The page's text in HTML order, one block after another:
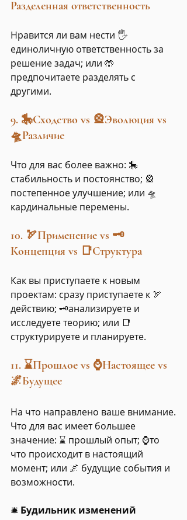
Разделенная ответственность
Нравится ли вам нести 🖐️
единоличную ответственность за
решение задач; или 🤲
предпочитаете разделять с
другими.
9. 🎠Сходство vs 🎡Эволюция vs
🛸Различие
Что для вас более важно: 🎠
стабильность и постоянство; 🎡
постепенное улучшение; или 🛸
кардинальные перемены.
10. 🏹Применение vs 🗝️
Концепция vs 📑Структура
Как вы приступаете к новым
проектам: сразу приступаете к 🏹
действию; 🗝️анализируете и
исследуете теорию; или 📑
структурируете и планируете.
11. ⌛Прошлое vs ⌚Настоящее vs
🌌Будущее
На что направлено ваше внимание.
Что для вас имеет большее
значение: ⌛ прошлый опыт; ⌚то
что происходит в настоящий
момент; или 🌌 будущие события и
возможности.
🛎️ Будильник изменений